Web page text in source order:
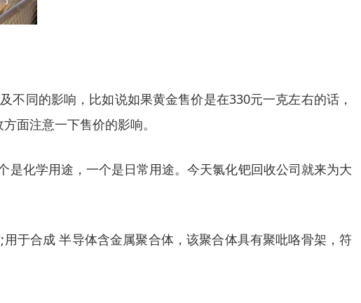
同的影响，比如说如果黄金售价是在330元一克左右的话，
面注意一下售价的影响。
化学用途，一个是日常用途。今天氯化钯回收公司就来为大
于合成 半导体含金属聚合体，该聚合体具有聚吡咯骨架，符